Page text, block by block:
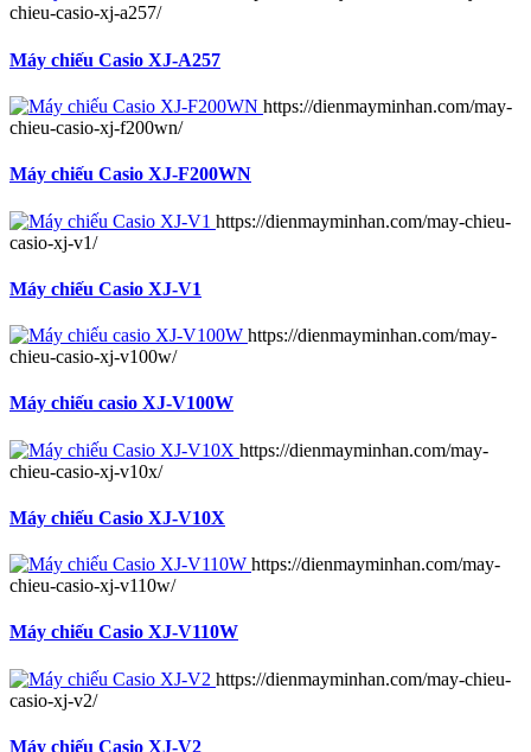
chieu-casio-xj-a257/
Máy chiếu Casio XJ-A257
https://dienmayminhan.com/may-
chieu-casio-xj-f200wn/
Máy chiếu Casio XJ-F200WN
https://dienmayminhan.com/may-chieu-
casio-xj-v1/
Máy chiếu Casio XJ-V1
https://dienmayminhan.com/may-
chieu-casio-xj-v100w/
Máy chiếu casio XJ-V100W
https://dienmayminhan.com/may-
chieu-casio-xj-v10x/
Máy chiếu Casio XJ-V10X
https://dienmayminhan.com/may-
chieu-casio-xj-v110w/
Máy chiếu Casio XJ-V110W
https://dienmayminhan.com/may-chieu-
casio-xj-v2/
Máy chiếu Casio XJ-V2